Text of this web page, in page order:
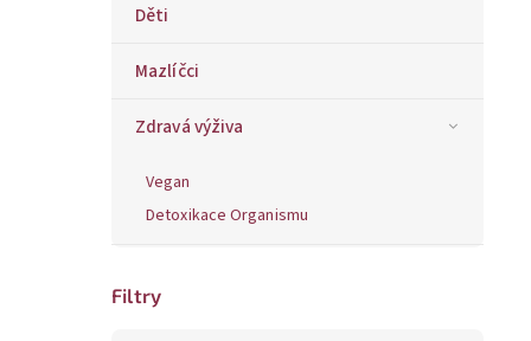
Děti
Mazlíčci
Zdravá výživa
Vegan
Detoxikace Organismu
Filtry